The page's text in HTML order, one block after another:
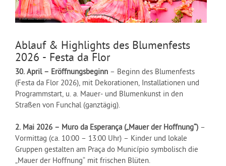
Ablauf & Highlights des Blumenfests
2026 - Festa da Flor
30. April – Eröffnungsbeginn – Beginn des Blumenfests
(Festa da Flor 2026), mit Dekorationen, Installationen und
Programmstart, u. a. Mauer- und Blumenkunst in den
Straßen von Funchal (ganztägig).
2. Mai 2026 – Muro da Esperança („Mauer der Hoffnung“) –
Vormittag (ca. 10:00 – 13:00 Uhr) – Kinder und lokale
Gruppen gestalten am Praça do Município symbolisch die
„Mauer der Hoffnung“ mit frischen Blüten.